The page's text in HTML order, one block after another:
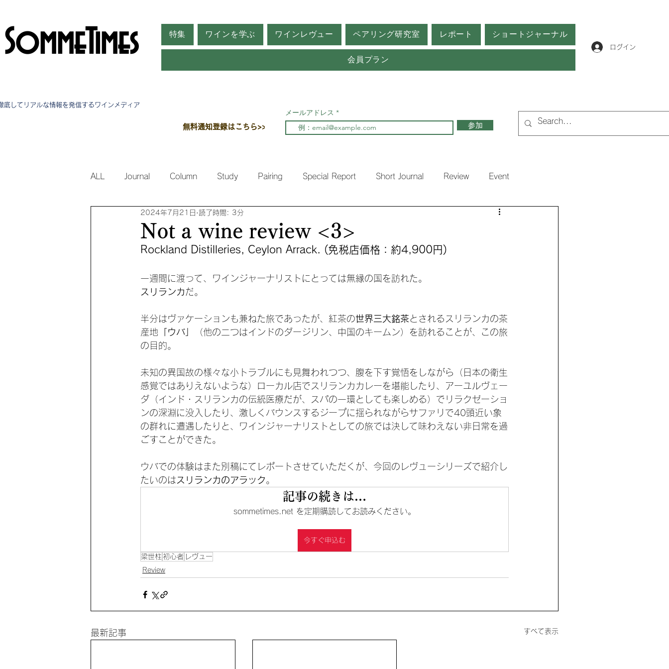
SommeTimes 特集 ワインを学ぶ ワインレヴュー ペアリング研究室 レポート ショートジャーナル
会員プラン
ログイン
底してリアルな情報を発信する​ワインメディア
無料通知登録はこちら>>
メールアドレス
参加
ALL Journal Column Study Pairing Special Report Short Journal Review Event
Side Stories
Not a wine review <3>
2024年7月21日 読了時間: 3分
Rockland Distilleries, Ceylon Arrack. (免税店価格：約4,900円)
一週間に渡って、ワインジャーナリストにとっては無縁の国を訪れた。
スリランカ だ。
半分はヴァケーションも兼ねた旅であったが、紅茶の世界三大銘茶とされるスリランカの茶
産地 「ウバ」
（他の二つはインドのダージリン、中国のキームン）を訪れることが、この旅
の目的。
未知の異国故の様々な小トラブルにも見舞われつつ、腹を下す覚悟をしながら（日本の衛生
感覚ではありえないような）ローカル店でスリランカカレーを堪能したり、アーユルヴェー
ダ（インド・スリランカの伝統医療だが、スパの一環としても楽しめる）でリラクゼーショ
ンの深淵に没入したり、激しくバウンスするジープに揺られながらサファリで40頭近い象
の群れに遭遇したりと、ワインジャーナリストとしての旅では決して味わえない非日常を過
ごすことができた。
ウバでの体験はまた別稿にてレポートさせていただくが、今回のレヴューシリーズで紹介し
たいのは スリランカのアラック。
記事の続きは…
sommetimes.net を定期購読してお読みください。
今すぐ申込む
梁世柱 初心者 レヴュー
Review
最新記事 すべて表示